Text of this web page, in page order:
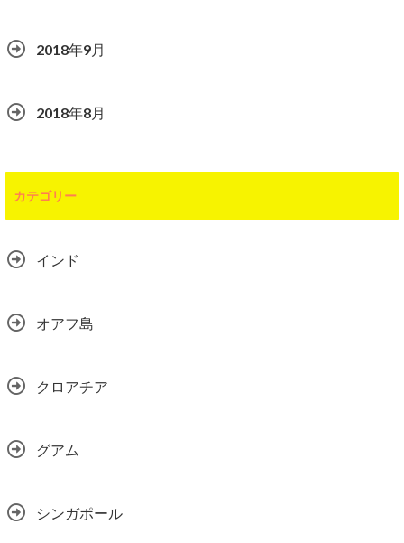
2018年9月
2018年8月
カテゴリー
インド
オアフ島
クロアチア
グアム
シンガポール